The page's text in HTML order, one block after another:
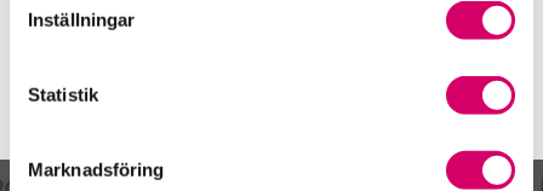
Inställningar
Statistik
Marknadsföring